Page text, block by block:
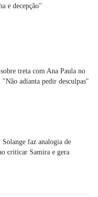
e decepção"
treta com Ana Paula no
adianta pedir desculpas"
faz analogia de
criticar Samira e gera